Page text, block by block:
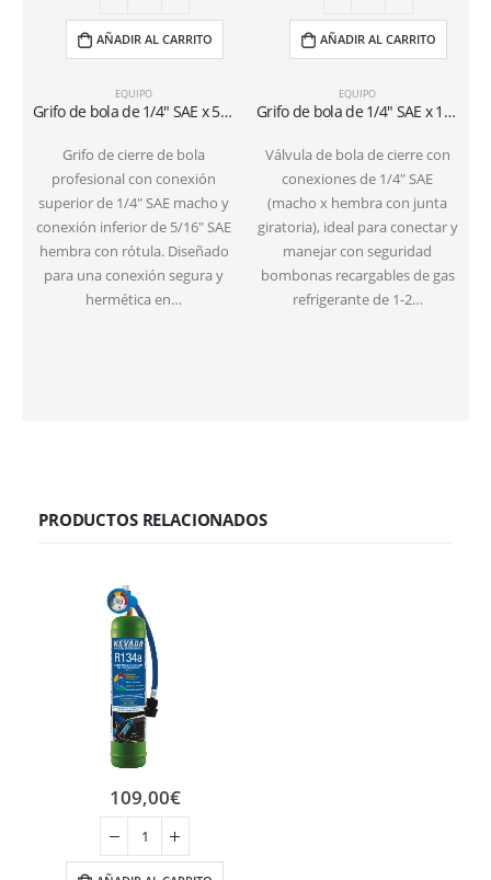
EQUIPO
Grifo de bola de 1/4″ SAE x 5/16″ SAE para bombonas recargables (1-2 kg)
Grifo de cierre de bola
profesional con conexión
superior de 1/4″ SAE macho y
conexión inferior de 5/16″ SAE
hembra con rótula. Diseñado
para una conexión segura y
hermética en…
AÑADIR AL CARRITO
EQUIPO
Grifo de bola de 1/4″ SAE x 1/4″ SAE para bombonas recargables (1-2 kg)
Válvula de bola de cierre con
conexiones de 1/4″ SAE
(macho x hembra con junta
giratoria), ideal para conectar y
manejar con seguridad
bombonas recargables de gas
refrigerante de 1-2…
AÑADIR AL CARRITO
PRODUCTOS RELACIONADOS
109,00€